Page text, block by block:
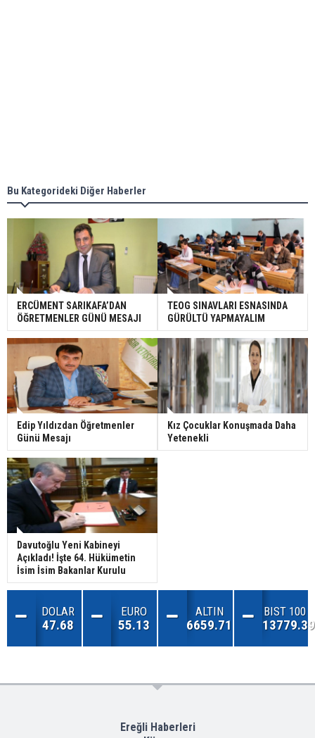
Bu Kategorideki Diğer Haberler
ERCÜMENT SARIKAFA’DAN
ÖĞRETMENLER GÜNÜ MESAJI
TEOG SINAVLARI ESNASINDA
GÜRÜLTÜ YAPMAYALIM
Edip Yıldızdan Öğretmenler
Günü Mesajı
Kız Çocuklar Konuşmada Daha
Yetenekli
Davutoğlu Yeni Kabineyi
Açıkladı! İşte 64. Hükümetin
İsim İsim Bakanlar Kurulu
DOLAR
47.68
EURO
55.13
ALTIN
6659.71
BIST 100
13779.39
Ereğli Haberleri